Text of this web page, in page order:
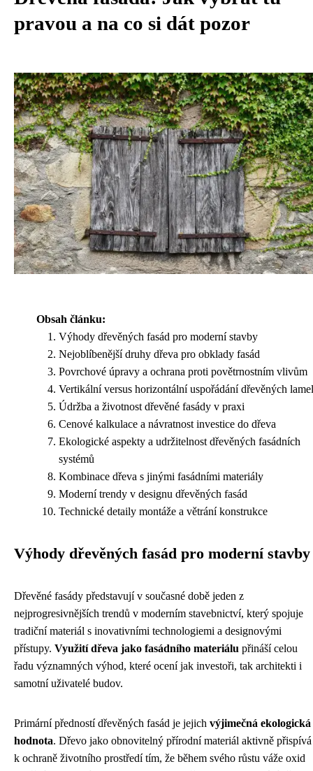
pravou a na co si dát pozor
Obsah článku:
Výhody dřevěných fasád pro moderní stavby
Nejoblíbenější druhy dřeva pro obklady fasád
Povrchové úpravy a ochrana proti povětrnostním vlivům
Vertikální versus horizontální uspořádání dřevěných lamel
Údržba a životnost dřevěné fasády v praxi
Cenové kalkulace a návratnost investice do dřeva
Ekologické aspekty a udržitelnost dřevěných fasádních
systémů
Kombinace dřeva s jinými fasádními materiály
Moderní trendy v designu dřevěných fasád
Technické detaily montáže a větrání konstrukce
Výhody dřevěných fasád pro moderní stavby
Dřevěné fasády představují v současné době jeden z
nejprogresivnějších trendů v moderním stavebnictví, který spojuje
tradiční materiál s inovativními technologiemi a designovými
přístupy. Využití dřeva jako fasádního materiálu přináší celou
řadu významných výhod, které ocení jak investoři, tak architekti i
samotní uživatelé budov.
Primární předností dřevěných fasád je jejich výjimečná ekologická
hodnota. Dřevo jako obnovitelný přírodní materiál aktivně přispívá
k ochraně životního prostředí tím, že během svého růstu váže oxid